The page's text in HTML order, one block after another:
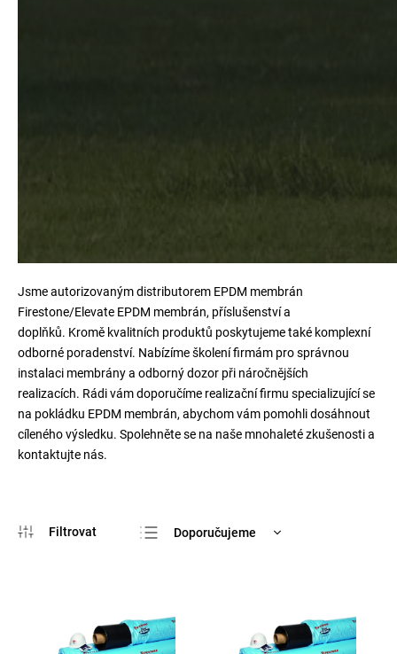
Jsme autorizovaným distributorem EPDM membrán
Firestone/Elevate EPDM membrán, příslušenství a
doplňků. Kromě kvalitních produktů poskytujeme také komplexní
odborné poradenství. Nabízíme školení firmám pro správnou
instalaci membrány a odborný dozor při náročnějších
realizacích. Rádi vám doporučíme realizační firmu specializující se
na pokládku EPDM membrán, abychom vám pomohli dosáhnout
cíleného výsledku. Spolehněte se na naše mnohaleté zkušenosti a
kontaktujte nás.
Doporučujeme
Nejprodávanější
Abecedně